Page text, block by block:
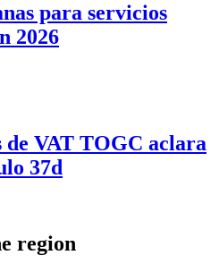
para servicios
2026
de VAT TOGC aclara
37d
region